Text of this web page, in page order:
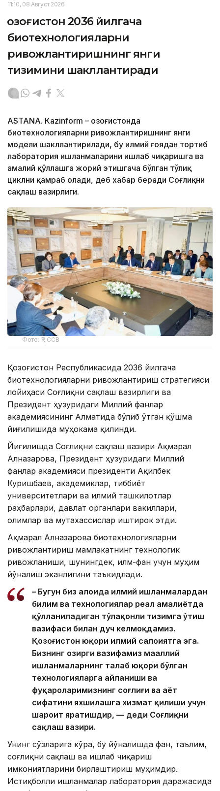
11:10, 08 Август 2026
Қозоғистон 2036 йилгача
биотехнологияларни
ривожлантиришнинг янги
тизимини шакллантиради
ASTANА. Кazinform – Қозоғистонда
биотехнологияларни ривожлантиришнинг янги
модели шакллантирилади, бу илмий ғоядан тортиб
лаборатория ишланмаларини ишлаб чиқаришга ва
амалий қўллашга жорий этишгача бўлган тўлиқ
циклни қамраб олади, деб хабар беради Соғлиқни
сақлаш вазирлиги.
Фото: ҚР ССВ
Қозоғистон Республикасида 2036 йилгача
биотехнологияларни ривожлантириш стратегияси
лойиҳаси Соғлиқни сақлаш вазирлиги ва
Президент ҳузуридаги Миллий фанлар
академиясининг Алматида бўлиб ўтган қўшма
йиғилишида муҳокама қилинди.
Йиғилишда Соғлиқни сақлаш вазири Ақмарал
Алназарова, Президент ҳузуридаги Миллий
фанлар академияси президенти Ақилбек
Куришбаев, академиклар, тиббиёт
университетлари ва илмий ташкилотлар
раҳбарлари, давлат органлари вакиллари,
олимлар ва мутахассислар иштирок этди.
Ақмарал Алназарова биотехнологияларни
ривожлантириш мамлакатнинг технологик
ривожланиши, шунингдек, илм-фан учун муҳим
йўналиш эканлигини таъкидлади.
– Бугун биз алоҳида илмий ишланмалардан
билим ва технологиялар реал амалиётда
қўлланиладиган тўлақонли тизимга ўтиш
вазифаси билан дуч келмоқдамиз.
Қозоғистон юқори илмий салоҳиятга эга.
Бизнинг ҳозирги вазифамиз маҳаллий
ишланмаларнинг талаб юқори бўлган
технологияларга айланиши ва
фуқароларимизнинг соғлиғи ва ҳаёт
сифатини яхшилашга хизмат қилиши учун
шароит яратишдир, — деди Соғлиқни
сақлаш вазири.
Унинг сўзларига кўра, бу йўналишда фан, таълим,
соғлиқни сақлаш ва ишлаб чиқариш
имкониятларини бирлаштириш муҳимдир.
Истиқболли ишланмалар лаборатория даражасида